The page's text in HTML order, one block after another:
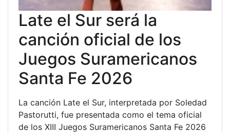
Late el Sur será la
canción oficial de los
Juegos Suramericanos
Santa Fe 2026
La canción Late el Sur, interpretada por Soledad
Pastorutti, fue presentada como el tema oficial
de los XIII Juegos Suramericanos Santa Fe 2026